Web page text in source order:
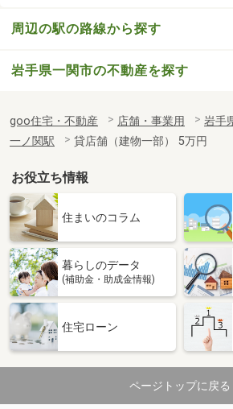
周辺の駅の路線から探す
岩手県一関市の不動産を探す
goo住宅・不動産 店舗・事業用 岩手
一ノ関駅
貸店舗（建物一部） 5万円
お役立ち情報
住まいのコラム
暮らしのデータ
(補助金・助成金情報)
住宅ローン
ページトップに戻る